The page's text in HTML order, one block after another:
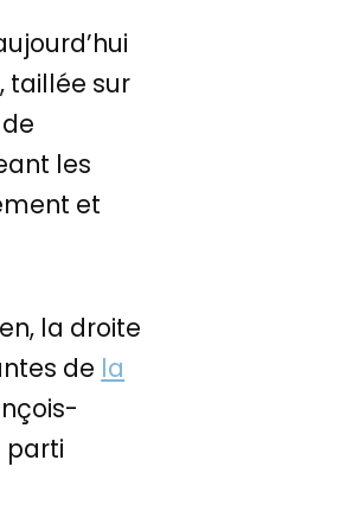
taillée sur
les
et
la droite
de la
parti